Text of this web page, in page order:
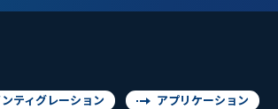
ティグレーション アプリケーション